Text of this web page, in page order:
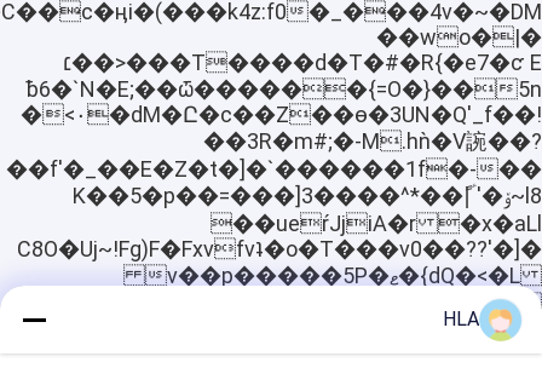
��wo�|�
��T����d�T�#�R{�e7�ƈ E�<��׆
5n��ƀ6�`N�E;��ѽ������{=O�}
�<۰�dM�Ը�c��Z��ө�3UN�Q'_f��!
��3R�m#;�-M.hǹ�V䛷��?
����f'�_��E�Z�t�]�`������1f�-
l8~ۆ�' ؑK��5�p��=���]3����^*��|ً
�x�aLl �ueŕJjiA�r�
�[C8O�Uj~!Fg)F�Fxvfvʇ�o�T���v0��??'�
{dQ�<�L�ޱv��p�����5P�
��;��#��=��b�ih�>4�>9.��K���
Gx�x5ځ���&�۴����zچ1Ӟ�O�6��
��Wl�z�\5a�������
HLA